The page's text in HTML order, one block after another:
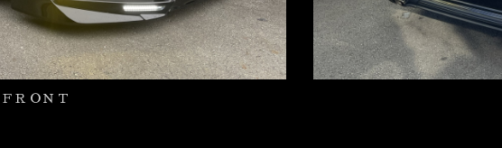
ＦＲＯＮＴ